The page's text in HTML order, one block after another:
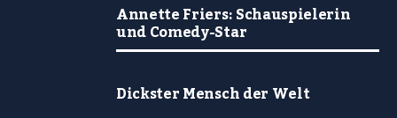
Annette Friers: Schauspielerin
und Comedy-Star
Dickster Mensch der Welt